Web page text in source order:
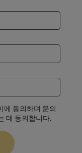
에 동의하며 문의
데 동의합니다.